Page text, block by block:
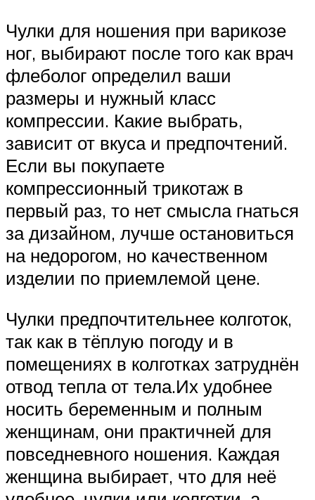
Чулки для ношения при варикозе
ног, выбирают после того как врач
флеболог определил ваши
размеры и нужный класс
компрессии. Какие выбрать,
зависит от вкуса и предпочтений.
Если вы покупаете
компрессионный трикотаж в
первый раз, то нет смысла гнаться
за дизайном, лучше остановиться
на недорогом, но качественном
изделии по приемлемой цене.
Чулки предпочтительнее колготок,
так как в тёплую погоду и в
помещениях в колготках затруднён
отвод тепла от тела.Их удобнее
носить беременным и полным
женщинам, они практичней для
повседневного ношения. Каждая
женщина выбирает, что для неё